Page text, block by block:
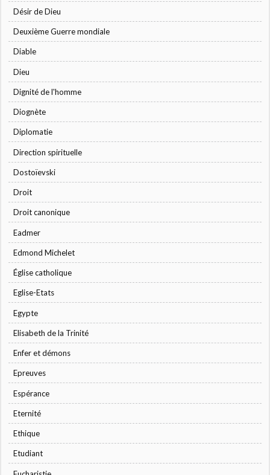
Désir de Dieu
Deuxième Guerre mondiale
Diable
Dieu
Dignité de l'homme
Diognète
Diplomatie
Direction spirituelle
Dostoïevski
Droit
Droit canonique
Eadmer
Edmond Michelet
Église catholique
Eglise-Etats
Egypte
Elisabeth de la Trinité
Enfer et démons
Epreuves
Espérance
Eternité
Ethique
Etudiant